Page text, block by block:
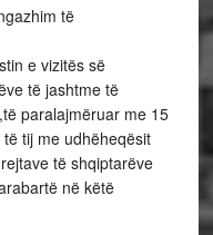
të
e vizitës së
të jashtme të
paralajmëruar me 15
tij me udhëheqësit
të shqiptarëve
në këtë